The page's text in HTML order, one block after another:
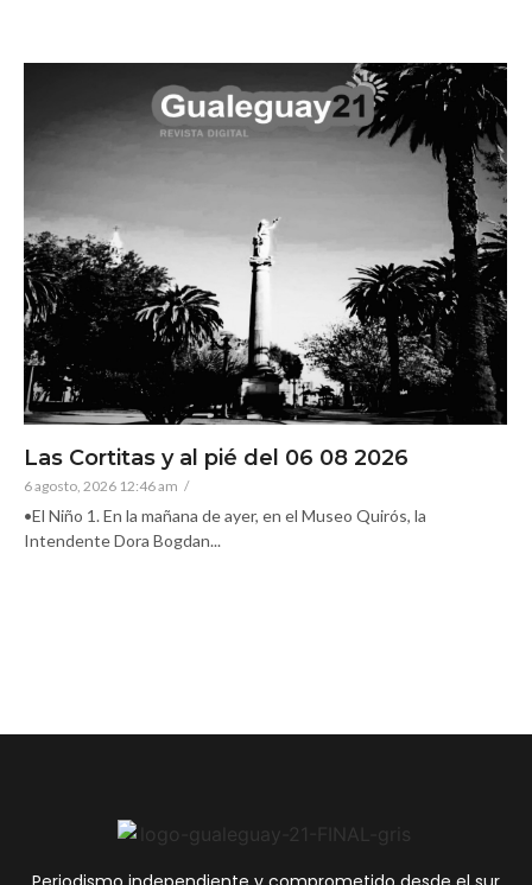
Las Cortitas y al pié del 06 08 2026
6 agosto, 2026 12:46 am /
•El Niño 1. En la mañana de ayer, en el Museo Quirós, la
Intendente Dora Bogdan...